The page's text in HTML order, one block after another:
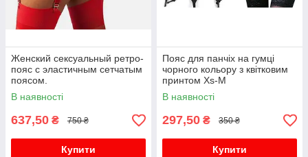
Женский сексуальный ретро-
пояс с эластичным сетчатым
поясом.
В наявності
637,50 ₴ 750 ₴
Купити
Пояс для панчіх на гумці
чорного кольору з квітковим
принтом Xs-M
В наявності
297,50 ₴ 350 ₴
Купити